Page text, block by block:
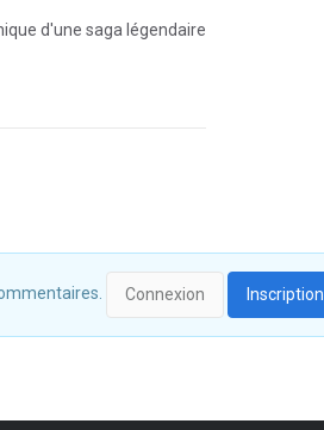
d'une saga légendaire
Connexion Inscription